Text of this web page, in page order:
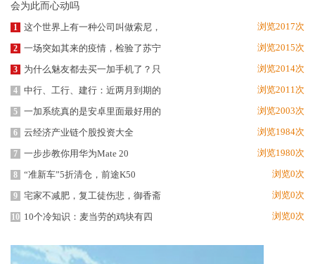
1 这个世界上有一种公司叫做索尼， 浏览2017次
2 一场突如其来的疫情，检验了苏宁 浏览2015次
3 为什么魅友都去买一加手机了？只 浏览2014次
4 中行、工行、建行：近两月到期的 浏览2011次
5 一加系统真的是安卓里面最好用的 浏览2003次
6 云经济产业链个股投资大全 浏览1984次
7 一步步教你用华为Mate 20 浏览1980次
8 “准新车”5折清仓，前途K50 浏览0次
9 宅家不减肥，复工徒伤悲，御香斋 浏览0次
10 10个冷知识：麦当劳的鸡块有四 浏览0次